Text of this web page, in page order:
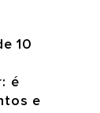
10
é
e